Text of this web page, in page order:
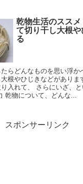
乾物生活のススメ
て切り干し大根
る
らどんなものを思い浮か
根やひじきなどがありま
入れて、 さらにいざ、
乾物について、どんな...
スポンサーリンク